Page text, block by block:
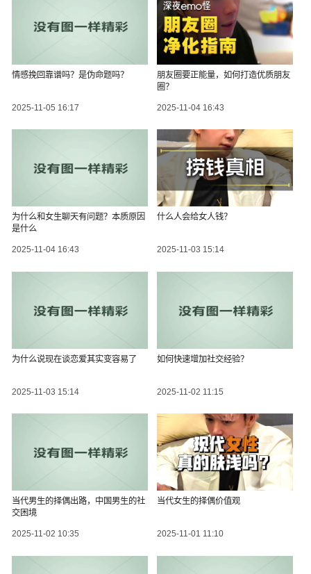
情感挽回靠谱吗？是伪命题吗？
2025-11-05 16:17
朋友圈要正能量，如何打造优质朋友
圈？
2025-11-04 16:43
为什么和女生聊天有问题？本质原因
是什么
2025-11-04 16:43
什么人会给女人钱？
2025-11-03 15:14
为什么说现在谈恋爱其实变容易了
2025-11-03 15:14
如何快速增加社交经验？
2025-11-02 11:15
当代男生的择偶出路，中国男生的社
交困境
2025-11-02 10:35
当代女生的择偶价值观
2025-11-01 11:10